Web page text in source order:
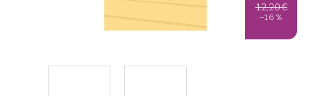
12,20 €
–16 %